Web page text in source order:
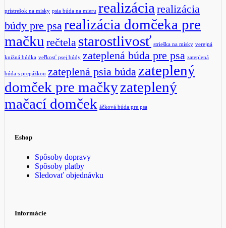
prístrešok na misky psia búda na mieru realizácia realizácia
búdy pre psarealizácia domčeka pre
mačku rečtela starostlivosť strieška na misky verejná
knižná búdka veľkosť psej búdy zateplená búda pre psa zateplená
búda s prepážkou zateplená psia búda zateplený
domček pre mačkyzateplený
mačací domček áčková búda pre psa
Eshop
Spôsoby dopravy
Spôsoby platby
Sledovať objednávku
Informácie